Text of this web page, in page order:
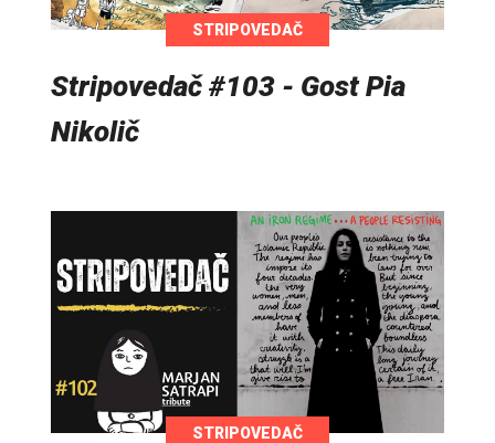
STRIPOVEDAČ
Stripovedač #103 - Gost Pia
Nikolič
STRIPOVEDAČ